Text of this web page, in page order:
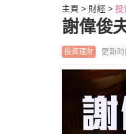
主頁 財經 投
謝偉俊
投資理財 更新